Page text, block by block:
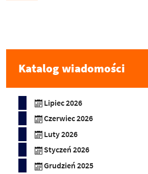
Katalog wiadomości
Lipiec 2026
Czerwiec 2026
Luty 2026
Styczeń 2026
Grudzień 2025